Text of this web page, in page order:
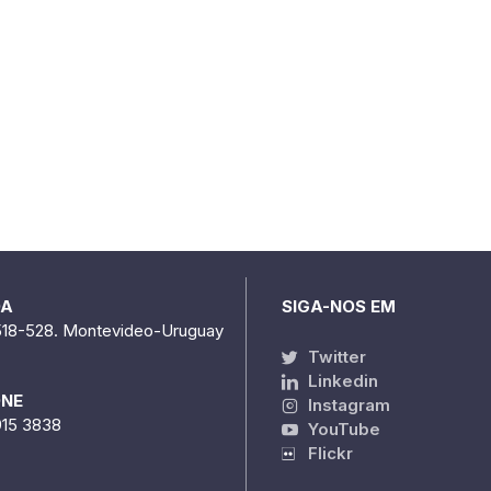
528. Montevideo-Uruguay
3838
SIGA-NOS EM
Twitter
Linkedin
Instagram
YouTube
Flickr